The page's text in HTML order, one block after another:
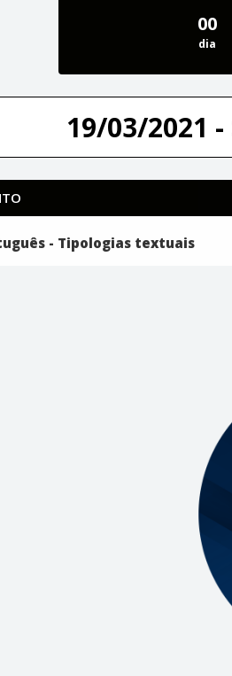
00
dia
19/03/2021
- Tipologias textuais